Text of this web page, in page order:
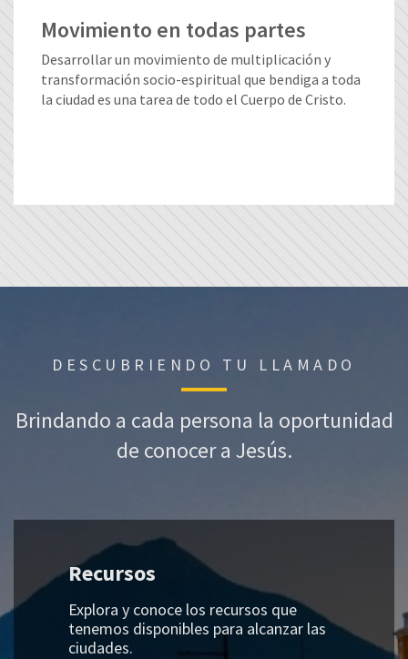
Movimiento en todas partes
Desarrollar un movimiento de multiplicación y
transformación socio-espiritual que bendiga a toda
la ciudad es una tarea de todo el Cuerpo de Cristo.
DESCUBRIENDO TU LLAMADO
Brindando a cada persona la oportunidad
de conocer a Jesús.
Recursos
Explora y conoce los recursos que
tenemos disponibles para alcanzar las
ciudades.